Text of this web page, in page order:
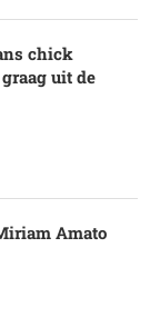
chick
uit de
Amato